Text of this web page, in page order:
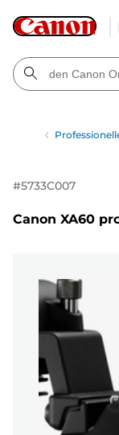
#5733C007
Canon XA60